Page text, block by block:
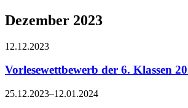
Dezember 2023
12.12.2023
Vorlesewettbewerb der 6. Klassen
25.12.2023–12.01.2024